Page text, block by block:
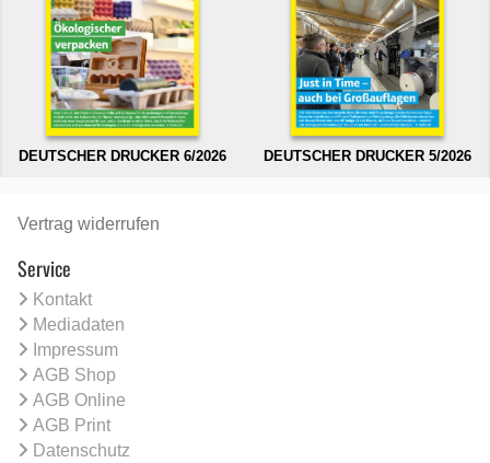
DEUTSCHER DRUCKER 6/2026 DEUTSCHER DRUCKER 5/2026
Vertrag widerrufen
Service
Kontakt
Mediadaten
Impressum
AGB Shop
AGB Online
AGB Print
Datenschutz